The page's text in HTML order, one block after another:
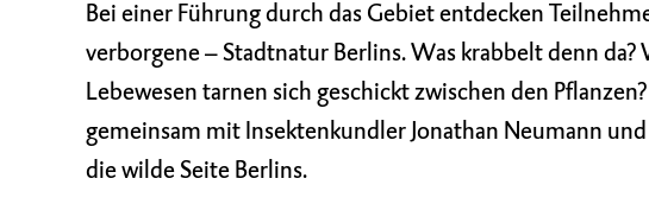
Bei einer Führung durch das Gebiet entdecken
verborgene – Stadtnatur Berlins. Was krabbelt denn
Lebewesen tarnen sich geschickt zwischen den
gemeinsam mit Insektenkundler Jonathan Neumann
die wilde Seite Berlins.